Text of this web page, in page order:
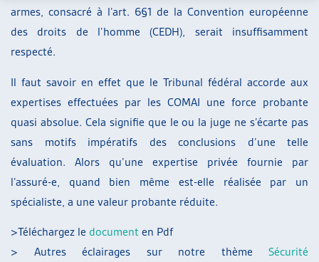
armes, consacré à l’art. 6§1 de la Convention européenne
des droits de l’homme (CEDH), serait insuffisamment
respecté.
Il faut savoir en effet que le Tribunal fédéral accorde aux
expertises effectuées par les COMAI une force probante
quasi absolue. Cela signifie que le ou la juge ne s’écarte pas
sans motifs impératifs des conclusions d’une telle
évaluation. Alors qu’une expertise privée fournie par
l’assuré-e, quand bien même est-elle réalisée par un
spécialiste, a une valeur probante réduite.
>Téléchargez le document en Pdf
> Autres éclairages sur notre thème Sécurité